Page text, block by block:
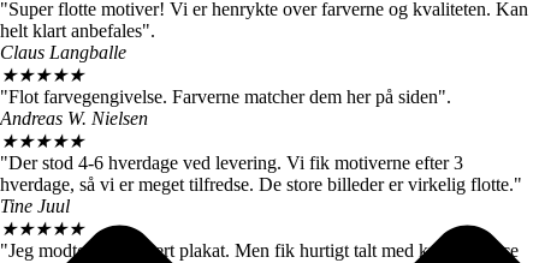
"Super flotte motiver! Vi er henrykte over farverne og kvaliteten. Kan
helt klart anbefales".
Claus Langballe
★★★★★
"Flot farvegengivelse. Farverne matcher dem her på siden".
Andreas W. Nielsen
★★★★★
"Der stod 4-6 hverdage ved levering. Vi fik motiverne efter 3
hverdage, så vi er meget tilfredse. De store billeder er virkelig flotte."
Tine Juul
★★★★★
"Jeg modtog en forkert plakat. Men fik hurtigt talt med kundeservice